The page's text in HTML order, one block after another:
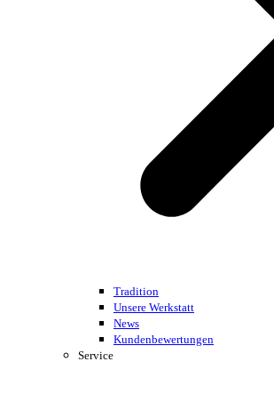
Tradition
Unsere Werkstatt
News
Kundenbewertungen
Service